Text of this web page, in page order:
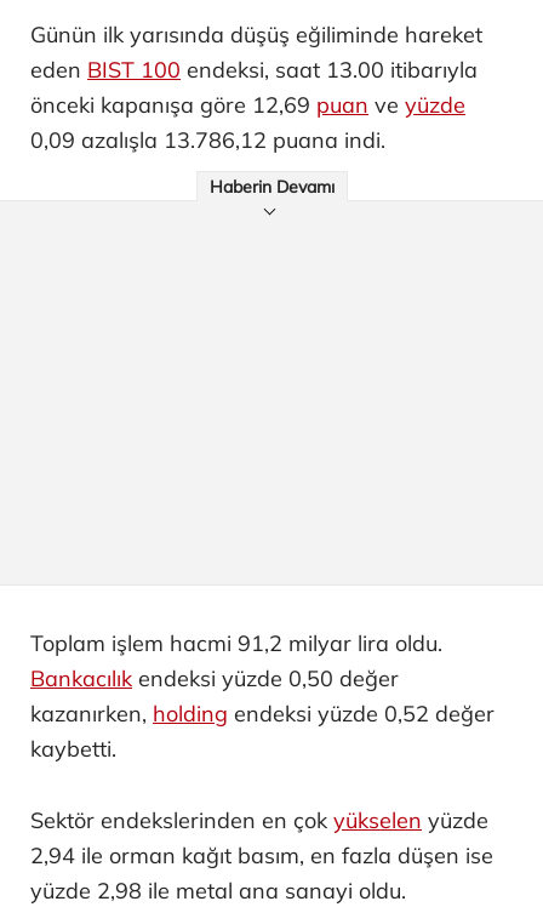
Günün ilk yarısında düşüş eğiliminde hareket
eden BIST 100 endeksi, saat 13.00 itibarıyla
önceki kapanışa göre 12,69 puan ve yüzde
0,09 azalışla 13.786,12 puana indi.
Haberin Devamı
Toplam işlem hacmi 91,2 milyar lira oldu.
Bankacılık endeksi yüzde 0,50 değer
kazanırken, holding endeksi yüzde 0,52 değer
kaybetti.
Sektör endekslerinden en çok yükselen yüzde
2,94 ile orman kağıt basım, en fazla düşen ise
yüzde 2,98 ile metal ana sanayi oldu.